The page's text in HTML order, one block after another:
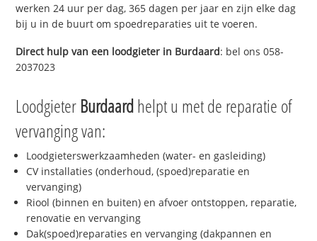
werken 24 uur per dag, 365 dagen per jaar en zijn elke dag
bij u in de buurt om spoedreparaties uit te voeren.
Direct hulp van een loodgieter in Burdaard: bel ons 058-
2037023
Loodgieter Burdaardhelpt u met de reparatie of
vervanging van:
Loodgieterswerkzaamheden (water- en gasleiding)
CV installaties (onderhoud, (spoed)reparatie en
vervanging)
Riool (binnen en buiten) en afvoer ontstoppen, reparatie,
renovatie en vervanging
Dak(spoed)reparaties en vervanging (dakpannen en